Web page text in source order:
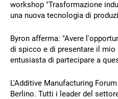
workshop "Trasformazione
una nuova tecnologia di
Byron afferma: "Avere
di spicco e di presentare il
entusiasta di partecipare a
L'Additive Manufacturing
Berlino. Tutti i leader del